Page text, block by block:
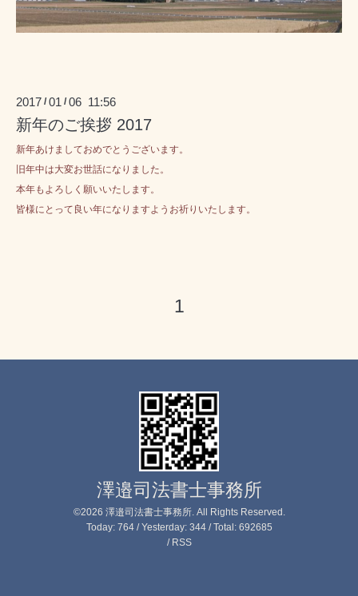
2017 /01 /06 11:56
新年のご挨拶 2017
新年あけましておめでとうございます。
旧年中は大変お世話になりました。
本年もよろしく願いいたします。
皆様にとって良い年になりますようお祈りいたします。
1
澤邉司法書士事務所
©2026 澤邉司法書士事務所. All Rights Reserved.
Today: 764/ Yesterday: 344/ Total: 692685
/ RSS